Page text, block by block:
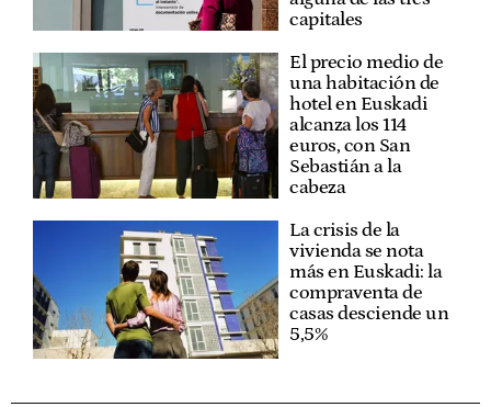
capitales
El precio medio de
una habitación de
hotel en Euskadi
alcanza los 114
euros, con San
Sebastián a la
cabeza
La crisis de la
vivienda se nota
más en Euskadi: la
compraventa de
casas desciende un
5,5%